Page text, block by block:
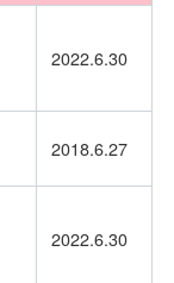
2022.6.30
2018.6.27
2022.6.30